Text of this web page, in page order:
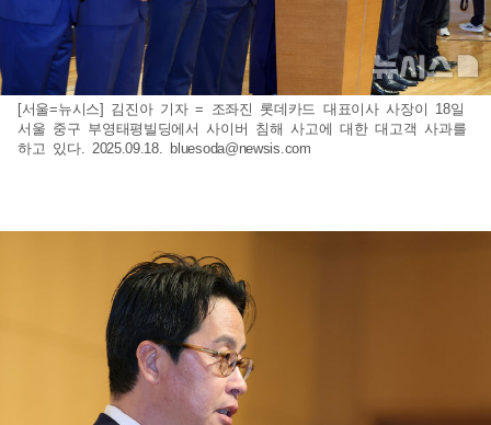
[서울=뉴시스] 김진아 기자 = 조좌진 롯데카드 대표이사 사장이 18일
서울 중구 부영태평빌딩에서 사이버 침해 사고에 대한 대고객 사과를
하고 있다. 2025.09.18. bluesoda@newsis.com